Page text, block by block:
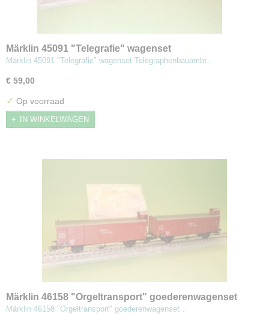
Märklin 45091 "Telegrafie" wagenset
Märklin 45091 "Telegrafie" wagenset Telegraphenbauambt…
€ 59,00
✓ Op voorraad
IN WINKELWAGEN
Märklin 46158 "Orgeltransport" goederenwagenset
Märklin 46158 "Orgeltransport" goederenwagenset…